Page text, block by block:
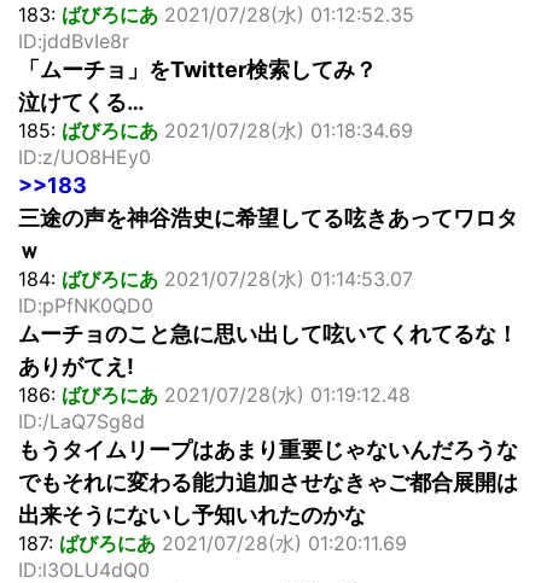
183: ばびろにあ 2021/07/28(水) 01:12:52.35
ID:jddBvIe8r
「ムーチョ」をTwitter検索してみ？
泣けてくる…
185: ばびろにあ 2021/07/28(水) 01:18:34.69
ID:z/UO8HEy0
>>183
三途の声を神谷浩史に希望してる呟きあってワロタ
ｗ
184: ばびろにあ 2021/07/28(水) 01:14:53.07
ID:pPfNK0QD0
ムーチョのこと急に思い出して呟いてくれてるな！
ありがてえ!
186: ばびろにあ 2021/07/28(水) 01:19:12.48
ID:/LaQ7Sg8d
もうタイムリープはあまり重要じゃないんだろうな
でもそれに変わる能力追加させなきゃご都合展開は
出来そうにないし予知いれたのかな
187: ばびろにあ 2021/07/28(水) 01:20:11.69
ID:l3OLU4dQ0